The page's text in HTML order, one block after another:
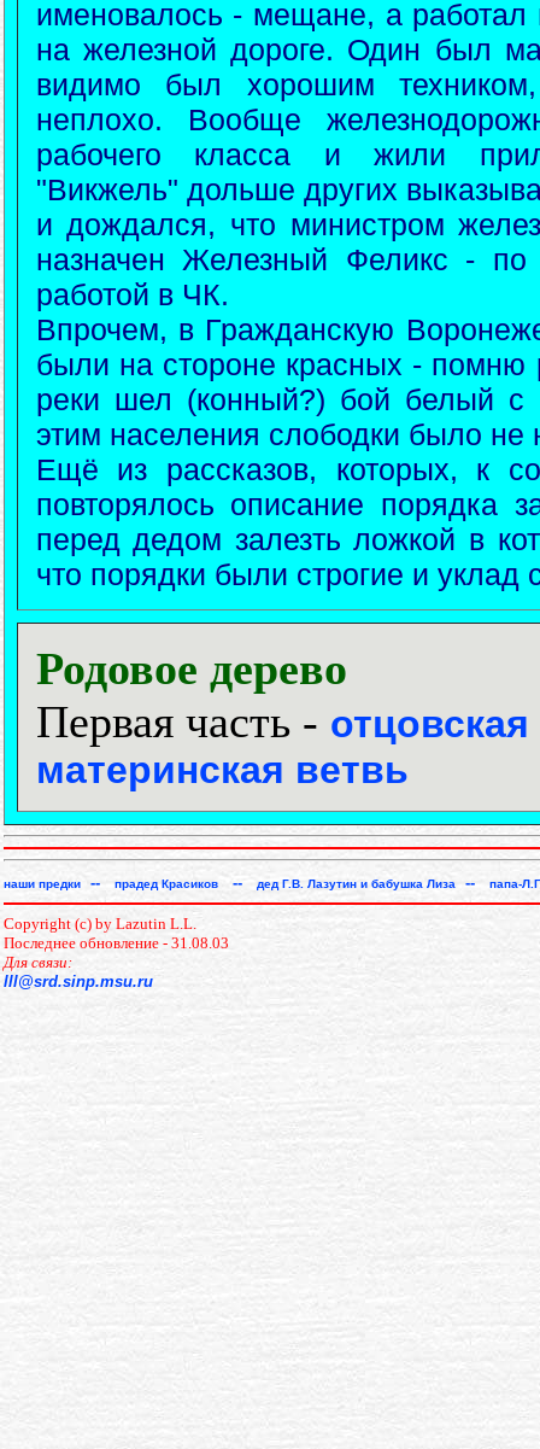
именовалось - мещане, а
на железной дороге. Один был
видимо был хорошим
неплохо. Вообще
рабочего класса и жили
"Викжель" дольше других
и дождался, что министром
назначен Железный Феликс - по
работой в ЧК.
Впрочем, в Гражданскую
были на стороне красных - помню
реки шел (конный?) бой белый с
этим населения слободки было не
Ещё из рассказов, которых, к
повторялось описание порядка
перед дедом залезть ложкой в
что порядки были строгие и уклад
Родовое дерево
Первая часть -
материнская ветвь
наши предки-- прадед Красиков-- дед Г.В. Лазутин и бабушка Лиза-- папа-
Copyright (c) by Lazutin L.L.
Последнее обновление - 31.08.03
Для связи:
lll@srd.sinp.msu.ru